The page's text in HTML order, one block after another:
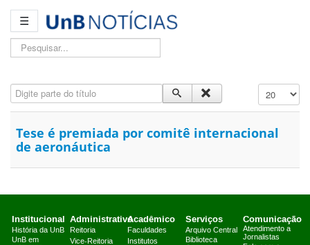
☰
Pesquisar...
Digite parte do título Exibir #
Tese é premiada por comitê internacional
de aeronáutica
Institucional
História da UnB
UnB em
Administrativo
Reitoria
Vice-Reitoria
Acadêmico
Faculdades
Institutos
Serviços
Arquivo Central
Biblioteca
Comunicação
Atendimento a
Jornalistas